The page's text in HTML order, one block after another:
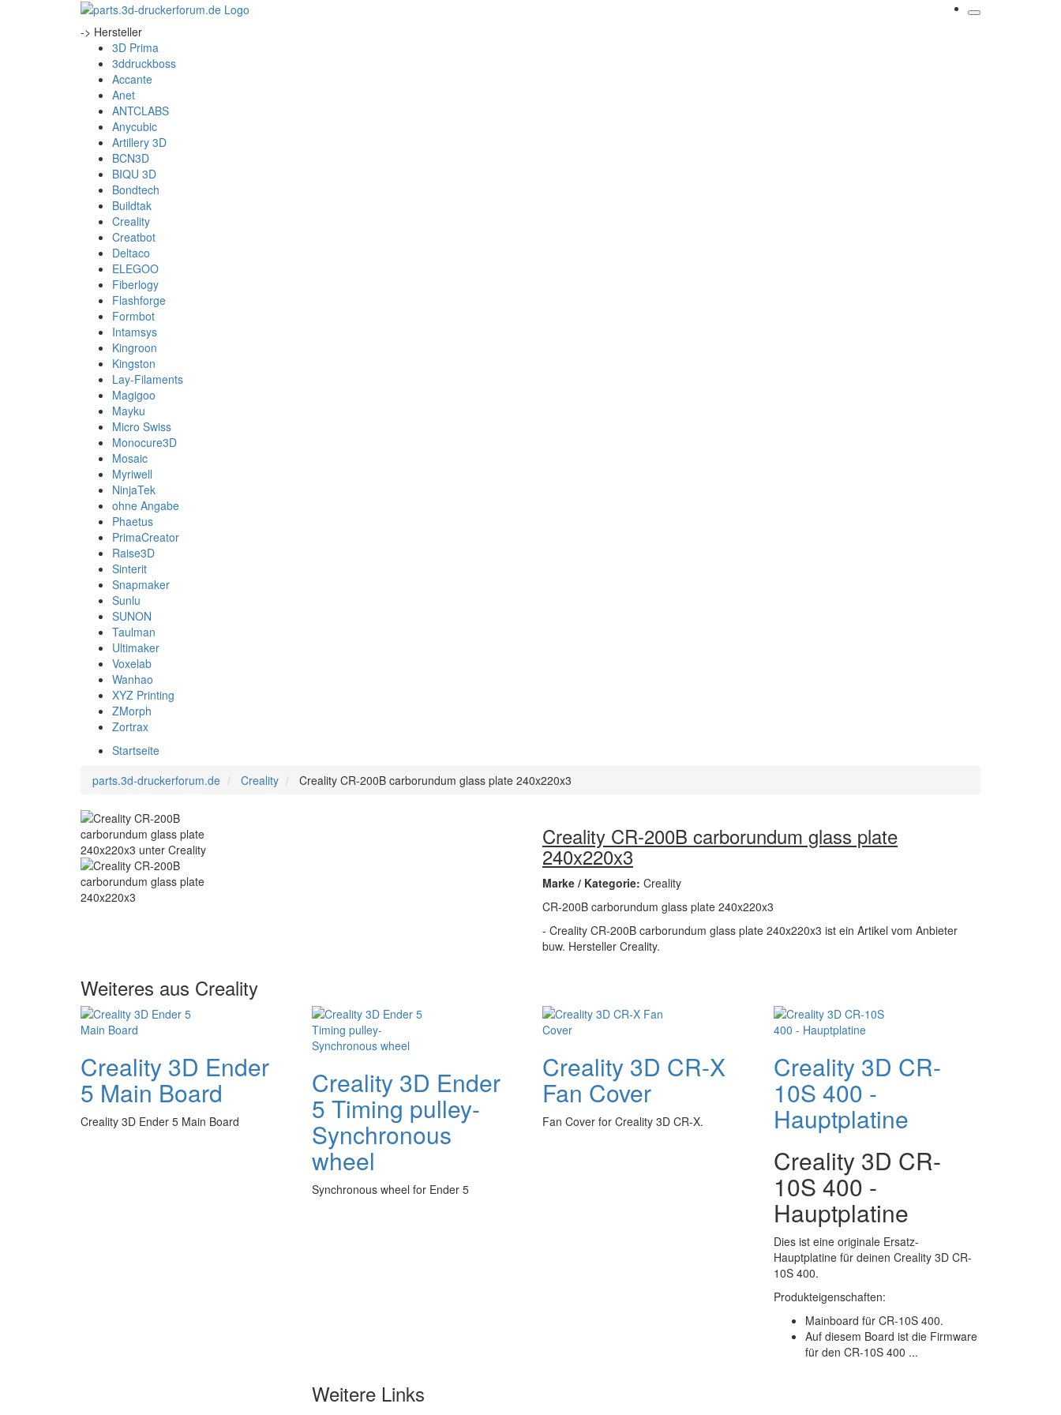
-> Hersteller
3D Prima
3ddruckboss
Accante
Anet
ANTCLABS
Anycubic
Artillery 3D
BCN3D
BIQU 3D
Bondtech
Buildtak
Creality
Creatbot
Deltaco
ELEGOO
Fiberlogy
Flashforge
Formbot
Intamsys
Kingroon
Kingston
Lay-Filaments
Magigoo
Mayku
Micro Swiss
Monocure3D
Mosaic
Myriwell
NinjaTek
ohne Angabe
Phaetus
PrimaCreator
Raise3D
Sinterit
Snapmaker
Sunlu
SUNON
Taulman
Ultimaker
Voxelab
Wanhao
XYZ Printing
ZMorph
Zortrax
Startseite
parts.3d-druckerforum.de
Creality Creality CR-200B carborundum glass plate 240x220x3
Creality CR-200B carborundum glass plate
240x220x3
Marke / Kategorie: Creality
CR-200B carborundum glass plate 240x220x3
- Creality CR-200B carborundum glass plate 240x220x3 ist ein Artikel vom Anbieter
buw. Hersteller Creality.
Weiteres aus Creality
Creality 3D Ender
5 Main Board
Creality 3D Ender 5 Main Board
Creality 3D Ender
5 Timing pulley-
Synchronous
wheel
Synchronous wheel for Ender 5
Creality 3D CR-X
Fan Cover
Fan Cover for Creality 3D CR-X.
Creality 3D CR-
10S 400 -
Hauptplatine
Creality 3D CR-
10S 400 -
Hauptplatine
Dies ist eine originale Ersatz-
Hauptplatine für deinen Creality 3D CR-
10S 400.
Produkteigenschaften:
Mainboard für CR-10S 400.
Auf diesem Board ist die Firmware
für den CR-10S 400 ...
Weitere Links